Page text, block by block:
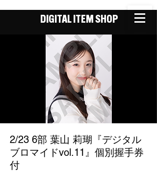
DIGITAL ITEM SHOP
2/23 6部 葉山 莉瑚『デジタル
ブロマイドvol.11』個別握手券
付